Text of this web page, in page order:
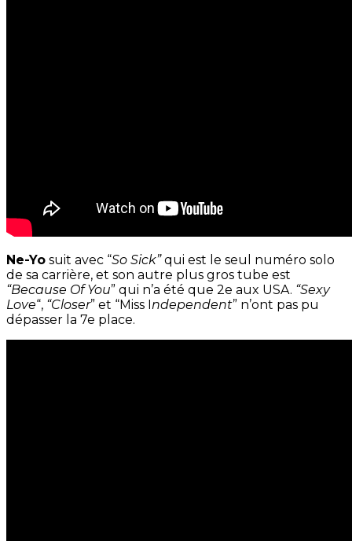
Ne-Yo suit avec “So Sick”qui est le seul numéro solo
de sa carrière, et son autre plus gros tube est
“Because Of You” qui n’a été que 2e aux USA. “Sexy
Love“, “Closer” et “Miss Independent” n’ont pas pu
dépasser la 7e place.